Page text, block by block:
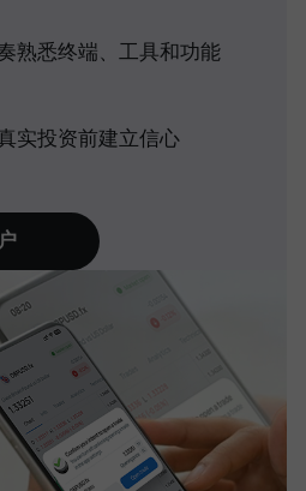
熟悉终端、工具和功能
实投资前建立信心